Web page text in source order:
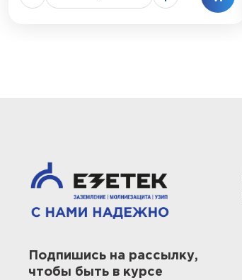
Подпишись на рассылку,
чтобы быть в курсе